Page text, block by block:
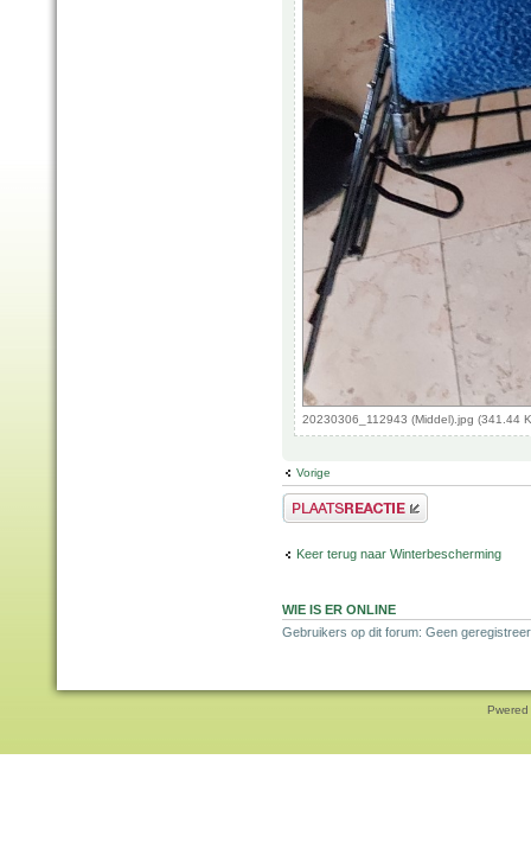
20230306_112943 (Middel).jpg (341.44
Vorige
Plaats een reactie
Keer terug naar Winterbescherming
WIE IS ER ONLINE
Gebruikers op dit forum: Geen